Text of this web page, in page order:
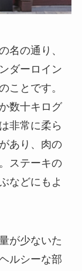
名の通り、
ダーロイン
ことです。
数十キログ
非常に柔ら
あり、肉の
ステーキの
などにもよ
が少ないた
ルシーな部